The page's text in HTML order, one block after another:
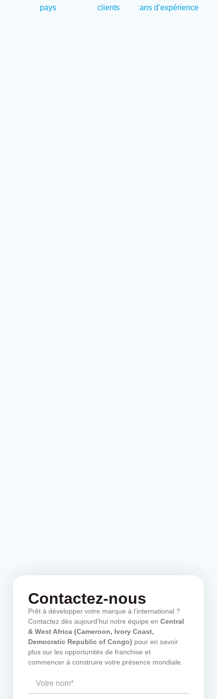
pays clients ans d’expérience
Contactez-nous
Prêt à développer votre marque à l’international ?
Contactez dès aujourd’hui notre équipe enCentral
& West Africa (Cameroon, Ivory Coast,
Democratic Republic of Congo) pour en savoir
plus sur les opportunités de franchise et
commencer à construire votre présence mondiale.